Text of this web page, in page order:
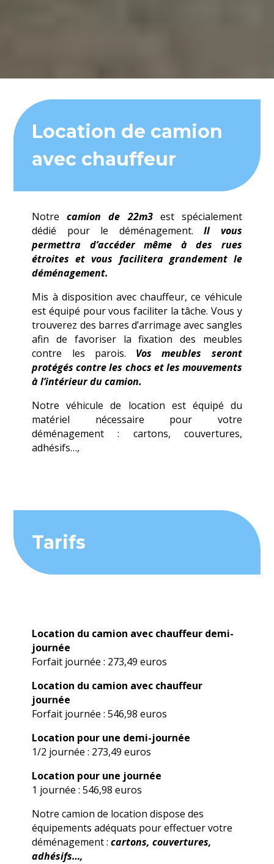
Location de camion
avec chauffeur
Notrecamion de 22m3est spécialement
dédié pour le déménagement.Il vous
permettra d’accéder même à des rues
étroites et vous facilitera grandement le
déménagement.
Mis à disposition avec chauffeur, ce véhicule
est équipé pour vous faciliter la tâche. Vous y
trouverez des barres d’arrimage avec sangles
afin de favoriser la fixation des meubles
contre les parois. Vos meubles seront
protégés contre les chocs et les mouvements
à l’intérieur du camion.
Notre véhicule de location est équipé du
matériel nécessaire pour votre
déménagement : cartons, couvertures,
adhésifs…,
Tarifs
Location du camion avec chauffeur demi-
journée
Forfait journée : 273,49 euros
Location du camion avec chauffeur
journée
Forfait journée : 546,98 euros
Location pour une demi-journée
1/2 journée : 273,49 euros
Location pour une journée
1 journée : 546,98 euros
Notre camion de location dispose des
équipements adéquats pour effectuer votre
déménagement : cartons, couvertures,
adhésifs…,